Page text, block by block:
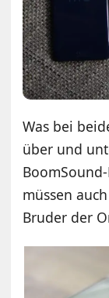
Was bei
über und
müssen
Bruder der